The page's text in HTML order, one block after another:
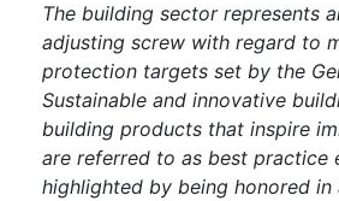
The building sector represents
adjusting screw with regard to
protection targets set by the
Sustainable and innovative
building products that inspire
are referred to as best practice
highlighted by being honored in